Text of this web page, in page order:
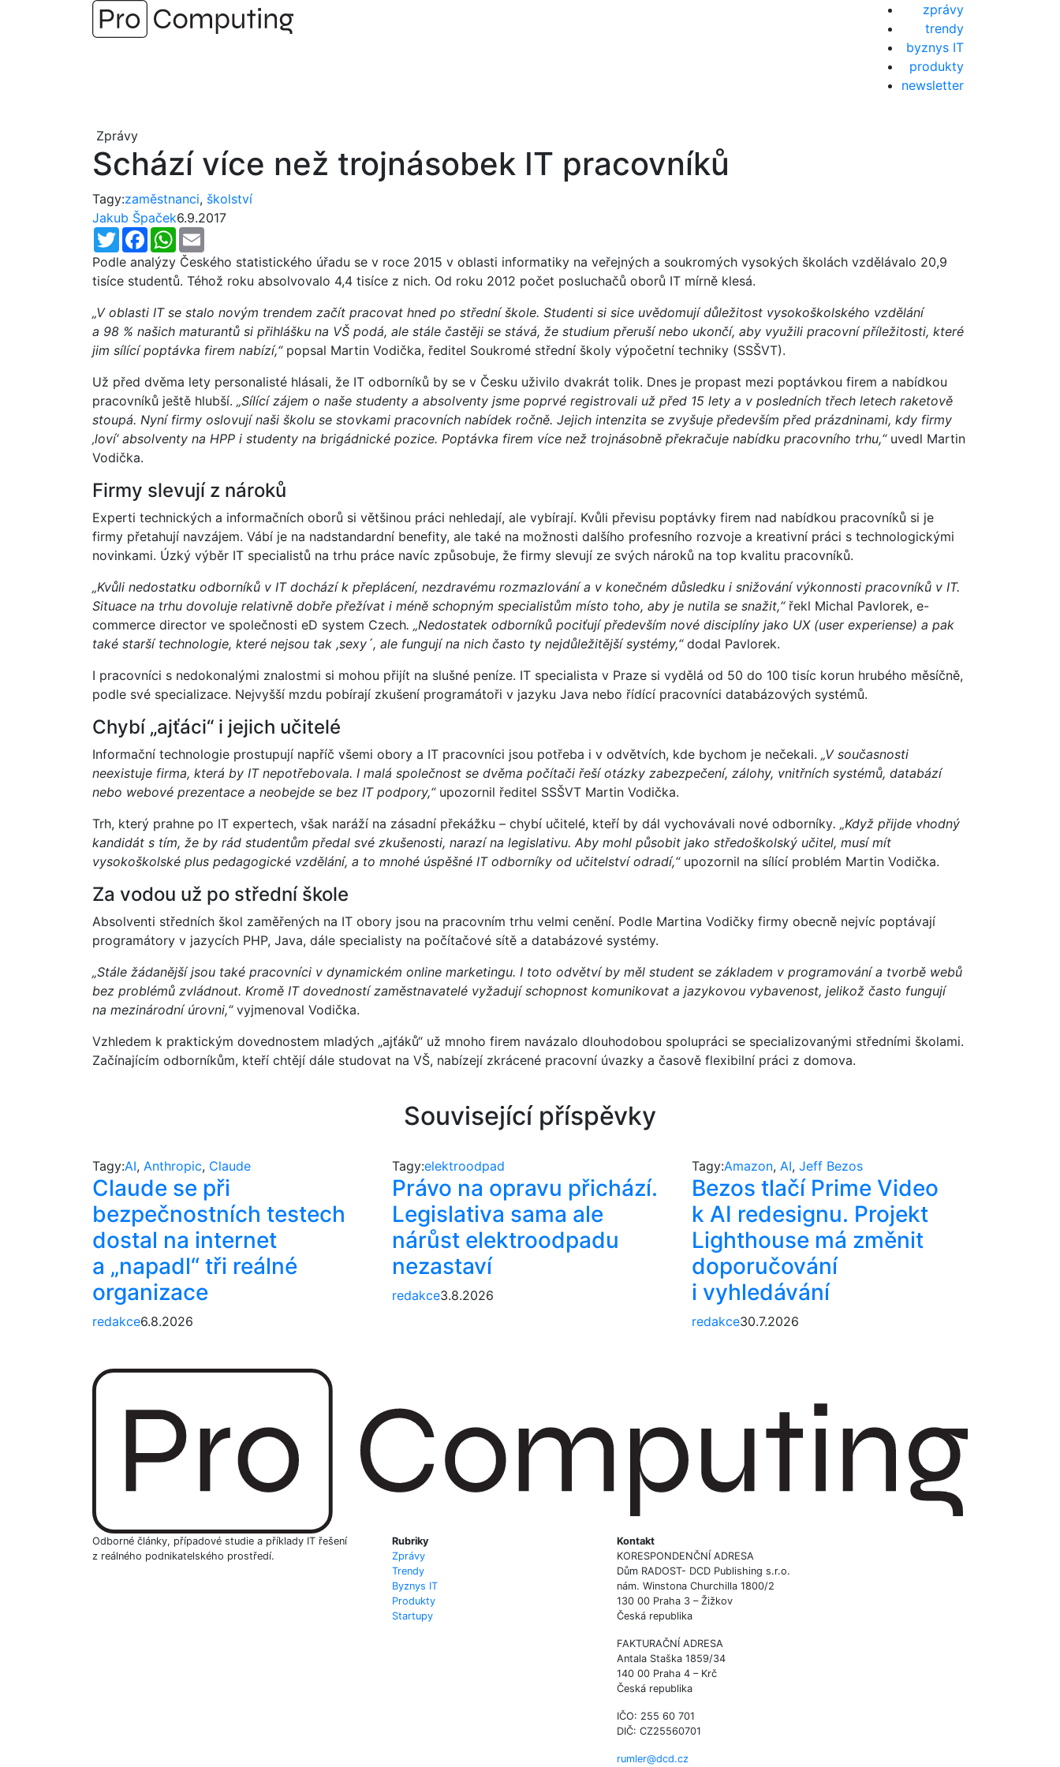
zprávy
trendy
byznys IT
produkty
newsletter
Zprávy
Schází více než trojnásobek IT pracovníků
Tagy:zaměstnanci, školství
Jakub Špaček6.9.2017
TwitterFacebookWhatsApp
Podle analýzy Českého statistického úřadu se v roce 2015 v oblasti informatiky na veřejných a soukromých vysokých školách vzdělávalo 20,9
tisíce studentů. Téhož roku absolvovalo 4,4 tisíce z nich. Od roku 2012 počet posluchačů oborů IT mírně klesá.
„V oblasti IT se stalo novým trendem začít pracovat hned po střední škole. Studenti si sice uvědomují důležitost vysokoškolského vzdělání
a 98 % našich maturantů si přihlášku na VŠ podá, ale stále častěji se stává, že studium přeruší nebo ukončí, aby využili pracovní příležitosti, které
jim sílící poptávka firem nabízí,“popsal Martin Vodička, ředitel Soukromé střední školy výpočetní techniky (SSŠVT).
Už před dvěma lety personalisté hlásali, že IT odborníků by se v Česku uživilo dvakrát tolik. Dnes je propast mezi poptávkou firem a nabídkou
pracovníků ještě hlubší. „Sílící zájem o naše studenty a absolventy jsme poprvé registrovali už před 15 lety a v posledních třech letech raketově
stoupá. Nyní firmy oslovují naši školu se stovkami pracovních nabídek ročně. Jejich intenzita se zvyšuje především před prázdninami, kdy firmy
‚loví‘ absolventy na HPP i studenty na brigádnické pozice. Poptávka firem více než trojnásobně překračuje nabídku pracovního trhu,“uvedl Martin
Vodička.
Firmy slevují z nároků
Experti technických a informačních oborů si většinou práci nehledají, ale vybírají. Kvůli převisu poptávky firem nad nabídkou pracovníků si je
firmy přetahují navzájem. Vábí je na nadstandardní benefity, ale také na možnosti dalšího profesního rozvoje a kreativní práci s technologickými
novinkami. Úzký výběr IT specialistů na trhu práce navíc způsobuje, že firmy slevují ze svých nároků na top kvalitu pracovníků.
„Kvůli nedostatku odborníků v IT dochází k přeplácení, nezdravému rozmazlování a v konečném důsledku i snižování výkonnosti pracovníků v IT.
Situace na trhu dovoluje relativně dobře přežívat i méně schopným specialistům místo toho, aby je nutila se snažit,“řekl Michal Pavlorek, e-
commerce director ve společnosti eD system Czech. „Nedostatek odborníků pociťují především nové disciplíny jako UX (user experiense) a pak
také starší technologie, které nejsou tak ,sexy´, ale fungují na nich často ty nejdůležitější systémy,“dodal Pavlorek.
I pracovníci s nedokonalými znalostmi si mohou přijít na slušné peníze. IT specialista v Praze si vydělá od 50 do 100 tisíc korun hrubého měsíčně,
podle své specializace. Nejvyšší mzdu pobírají zkušení programátoři v jazyku Java nebo řídící pracovníci databázových systémů.
Chybí „ajťáci“ i jejich učitelé
Informační technologie prostupují napříč všemi obory a IT pracovníci jsou potřeba i v odvětvích, kde bychom je nečekali. „V současnosti
neexistuje firma, která by IT nepotřebovala. I malá společnost se dvěma počítači řeší otázky zabezpečení, zálohy, vnitřních systémů, databází
nebo webové prezentace a neobejde se bez IT podpory,“upozornil ředitel SSŠVT Martin Vodička.
Trh, který prahne po IT expertech, však naráží na zásadní překážku – chybí učitelé, kteří by dál vychovávali nové odborníky. „Když přijde vhodný
kandidát s tím, že by rád studentům předal své zkušenosti, narazí na legislativu. Aby mohl působit jako středoškolský učitel, musí mít
vysokoškolské plus pedagogické vzdělání, a to mnohé úspěšné IT odborníky od učitelství odradí,“upozornil na sílící problém Martin Vodička.
Za vodou už po střední škole
Absolventi středních škol zaměřených na IT obory jsou na pracovním trhu velmi cenění. Podle Martina Vodičky firmy obecně nejvíc poptávají
programátory v jazycích PHP, Java, dále specialisty na počítačové sítě a databázové systémy.
„Stále žádanější jsou také pracovníci v dynamickém online marketingu. I toto odvětví by měl student se základem v programování a tvorbě webů
bez problémů zvládnout. Kromě IT dovedností zaměstnavatelé vyžadují schopnost komunikovat a jazykovou vybavenost, jelikož často fungují
na mezinárodní úrovni,“vyjmenoval Vodička.
Vzhledem k praktickým dovednostem mladých „ajťáků“ už mnoho firem navázalo dlouhodobou spolupráci se specializovanými středními školami.
Začínajícím odborníkům, kteří chtějí dále studovat na VŠ, nabízejí zkrácené pracovní úvazky a časově flexibilní práci z domova.
Související příspěvky
Tagy:AI, Anthropic, Claude
Claude se při
bezpečnostních testech
dostal na internet
a „napadl“ tři reálné
organizace
redakce6.8.2026
Tagy:elektroodpad
Právo na opravu přichází.
Legislativa sama ale
nárůst elektroodpadu
nezastaví
redakce3.8.2026
Tagy:Amazon, AI, Jeff Bezos
Bezos tlačí Prime Video
k AI redesignu. Projekt
Lighthouse má změnit
doporučování
i vyhledávání
redakce30.7.2026
Odborné články, případové studie a příklady IT řešení
z reálného podnikatelského prostředí.
Rubriky
Zprávy
Trendy
Byznys IT
Produkty
Startupy
Kontakt
KORESPONDENČNÍ ADRESA
Dům RADOST- DCD Publishing s.r.o.
nám. Winstona Churchilla 1800/2
130 00 Praha 3 – Žižkov
Česká republika
FAKTURAČNÍ ADRESA
Antala Staška 1859/34
140 00 Praha 4 – Krč
Česká republika
IČO: 255 60 701
DIČ: CZ25560701
rumler@dcd.cz